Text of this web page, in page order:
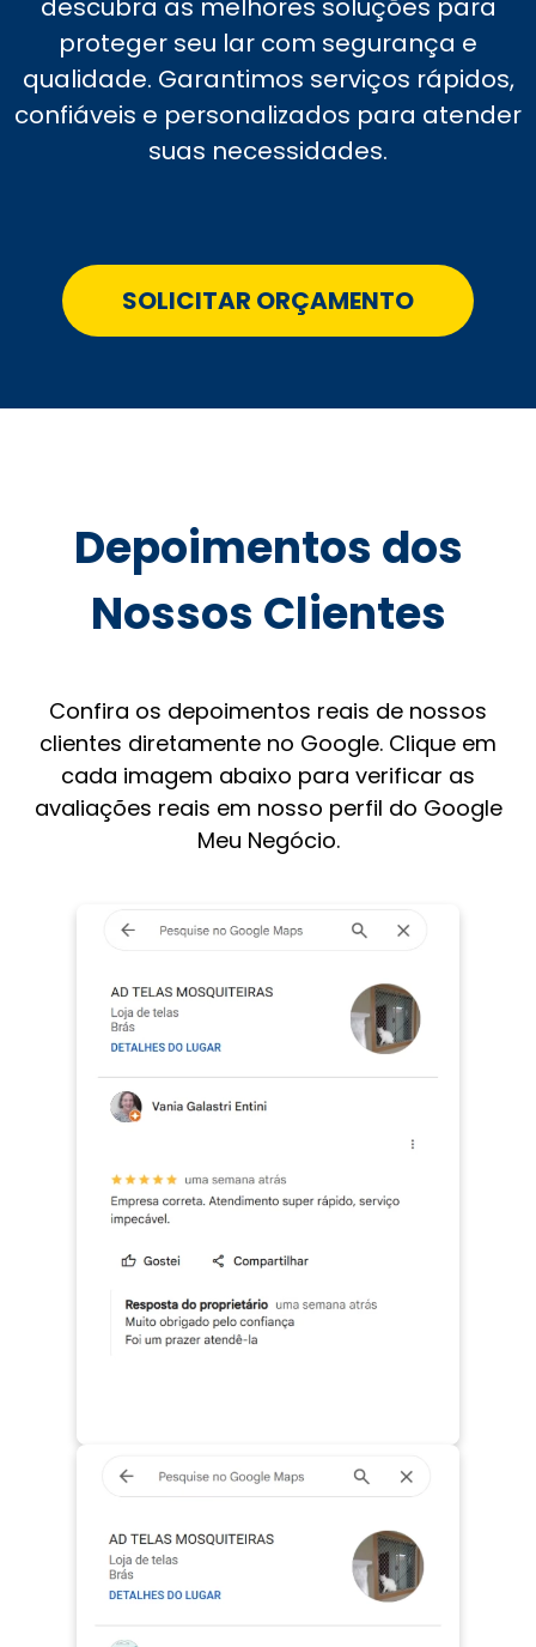
proteger seu lar com segurança e
qualidade. Garantimos serviços rápidos,
confiáveis e personalizados para atender
suas necessidades.
SOLICITAR ORÇAMENTO
Depoimentos dos
Nossos Clientes
Confira os depoimentos reais de nossos
clientes diretamente no Google. Clique em
cada imagem abaixo para verificar as
avaliações reais em nosso perfil do Google
Meu Negócio.